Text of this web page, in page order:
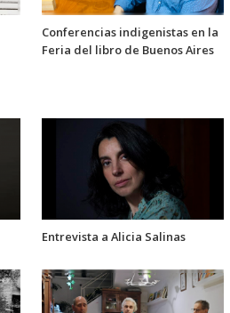
Conferencias indigenistas en la
Feria del libro de Buenos Aires
Entrevista a Alicia Salinas